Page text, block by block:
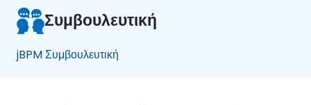
Συμβουλευτική
jBPM Συμβουλευτική